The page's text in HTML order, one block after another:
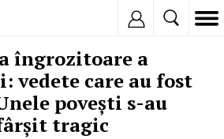
îngrozitoare a
vedete care au fost
povești s-au
tragic